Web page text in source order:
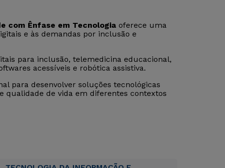
com Ênfase em Tecnologia oferece uma
e às demandas por inclusão e
para inclusão, telemedicina educacional,
acessíveis e robótica assistiva.
para desenvolver soluções tecnológicas
qualidade de vida em diferentes contextos